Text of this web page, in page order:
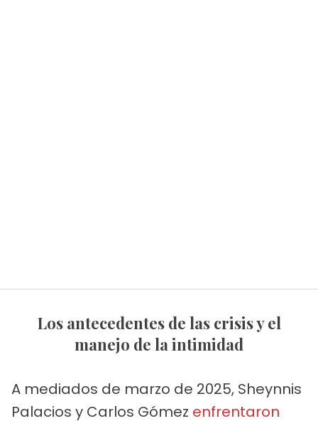
Los antecedentes de las crisis y el
manejo de la intimidad
A mediados de marzo de 2025, Sheynnis
Palacios y Carlos Gómez enfrentaron